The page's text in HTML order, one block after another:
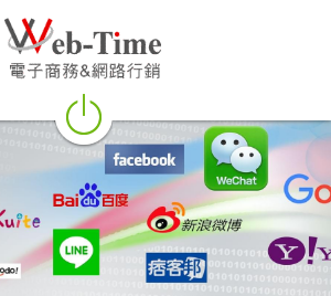
部落格分類